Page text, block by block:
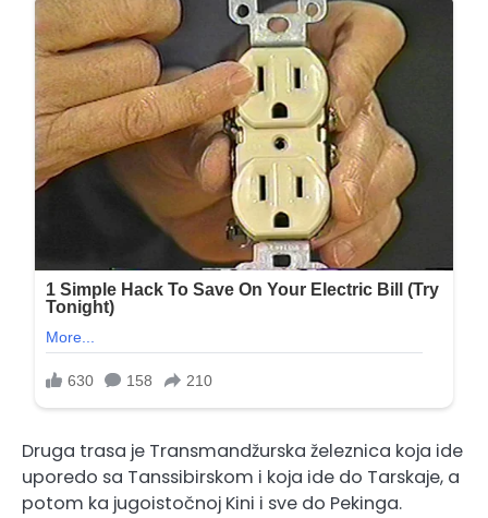
Druga trasa je Transmandžurska železnica koja ide
uporedo sa Tanssibirskom i koja ide do Tarskaje, a
potom ka jugoistočnoj Kini i sve do Pekinga.